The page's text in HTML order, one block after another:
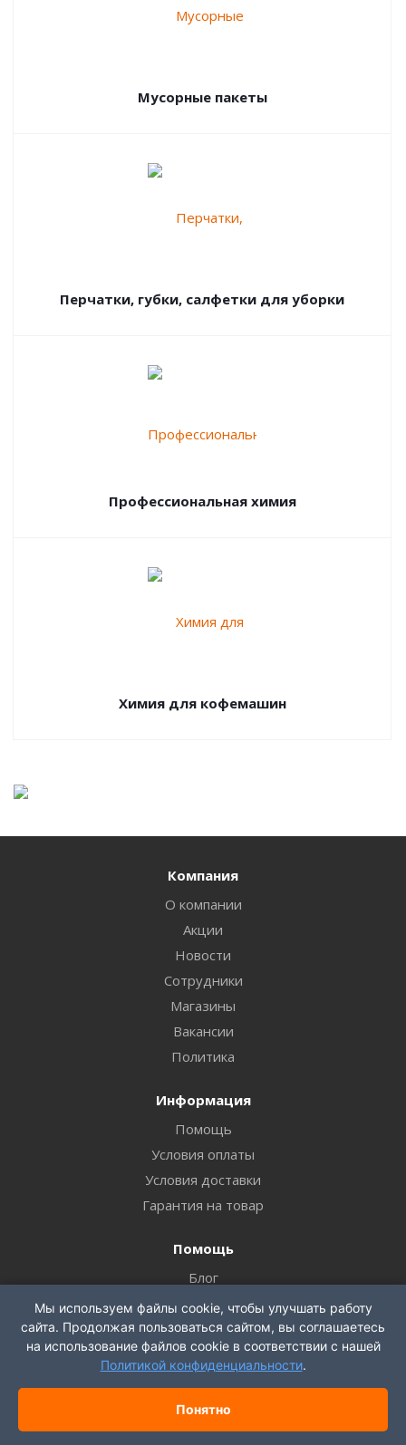
Мусорные пакеты
Перчатки, губки, салфетки для уборки
Профессиональная химия
Химия для кофемашин
Компания
О компании
Акции
Новости
Сотрудники
Магазины
Вакансии
Политика
Информация
Помощь
Условия оплаты
Условия доставки
Гарантия на товар
Помощь
Блог
Вопрос-ответ
Бренды
Обзоры
8 800 550 93 62
Мы используем файлы cookie, чтобы улучшать работу
сайта. Продолжая пользоваться сайтом, вы соглашаетесь
на использование файлов cookie в соответствии с нашей
Политикой конфиденциальности.
Понятно